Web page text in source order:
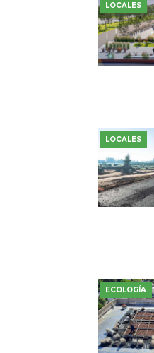
LOCALES
LOCALES
ECOLOGÍA